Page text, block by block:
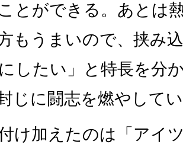
とができる。あとは
もうまいので、挟み
したい」と特長を分
じに闘志を燃やして
け加えたのは「アイ